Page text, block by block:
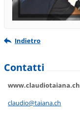
Indietro
Contatti
www.claudiotaiana.ch
claudio@taiana.ch